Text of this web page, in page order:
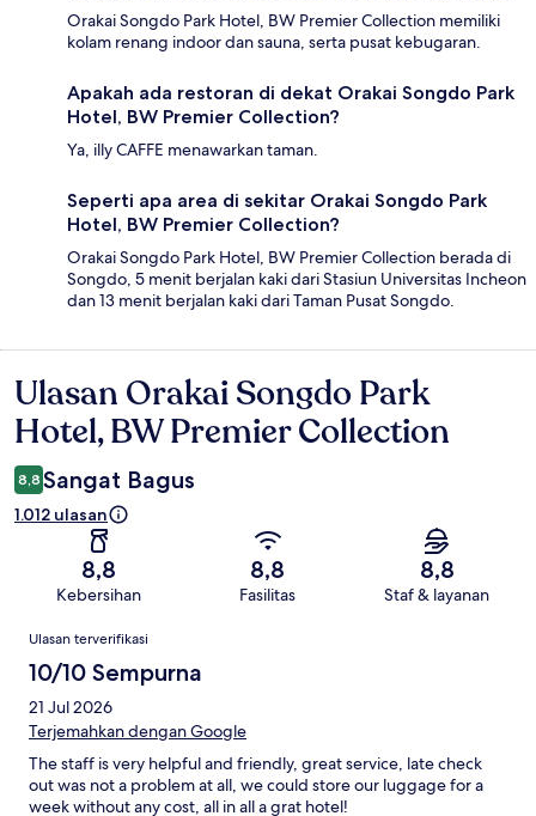
Orakai Songdo Park Hotel, BW Premier Collection memiliki
kolam renang indoor dan sauna, serta pusat kebugaran.
Apakah ada restoran di dekat Orakai Songdo Park
Hotel, BW Premier Collection?
Ya, illy CAFFE menawarkan taman.
Seperti apa area di sekitar Orakai Songdo Park
Hotel, BW Premier Collection?
Orakai Songdo Park Hotel, BW Premier Collection berada di
Songdo, 5 menit berjalan kaki dari Stasiun Universitas Incheon
dan 13 menit berjalan kaki dari Taman Pusat Songdo.
Ulasan
Ulasan Orakai Songdo Park
Hotel, BW Premier Collection
8,8 Sangat Bagus
1.012 ulasan
8,8
Kebersihan
8,8
Fasilitas
8,8
Staf & layanan
Ulasan
Ulasan terverifikasi
10/10 Sempurna
21 Jul 2026
Terjemahkan dengan Google
The staff is very helpful and friendly, great service, late check
out was not a problem at all, we could store our luggage for a
week without any cost, all in all a grat hotel!